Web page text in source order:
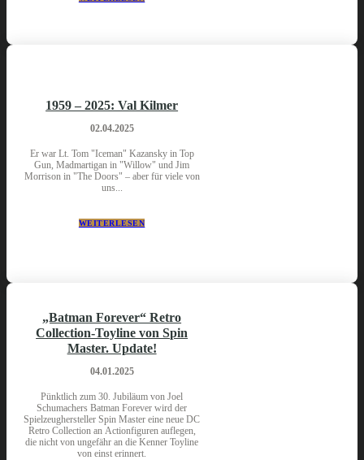
1959 – 2025: Val Kilmer
02.04.2025
Er war Lt. Tom "Iceman" Kazansky in Top
Gun, Madmartigan in "Willow" und Jim
Morrison in "The Doors" – aber für viele von
uns...
WEITERLESEN
„Batman Forever“ Retro
Collection-Toyline von Spin
Master. Update!
04.01.2025
Pünktlich zum 30. Jubiläum von Joel
Schumachers Batman Forever wird der
Spielzeughersteller Spin Master eine neue DC
Retro Collection an Actionfiguren auflegen,
die nicht von ungefähr an die Kenner Toyline
von einst erinnert.